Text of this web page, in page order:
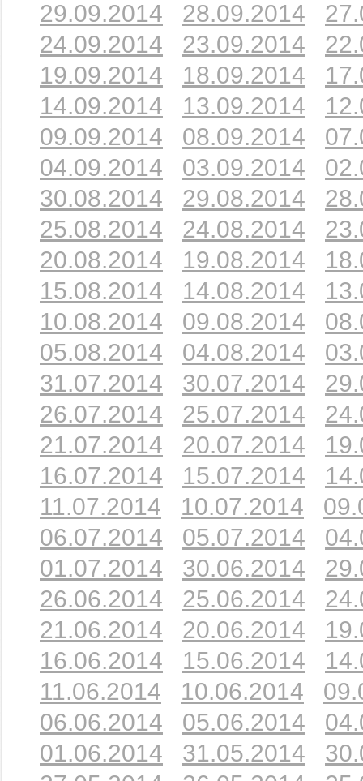
29.09.2014 28.09.2014
24.09.2014
23.09.2014
19.09.2014
18.09.2014
14.09.2014
13.09.2014
09.09.2014
08.09.2014
04.09.2014
03.09.2014
30.08.2014
29.08.2014
25.08.2014
24.08.2014
20.08.2014
19.08.2014
15.08.2014
14.08.2014
10.08.2014
09.08.2014
05.08.2014
04.08.2014
31.07.2014
30.07.2014
26.07.2014
25.07.2014
21.07.2014
20.07.2014
16.07.2014
15.07.2014
11.07.2014
10.07.2014
06.07.2014
05.07.2014
01.07.2014
30.06.2014
26.06.2014
25.06.2014
21.06.2014
20.06.2014
16.06.2014
15.06.2014
11.06.2014
10.06.2014
06.06.2014
05.06.2014
01.06.2014
31.05.2014